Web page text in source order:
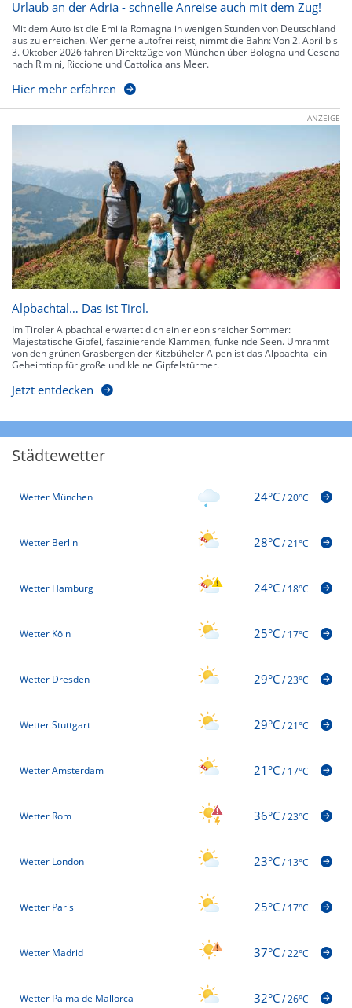
Urlaub an der Adria - schnelle Anreise auch mit dem Zug!
Mit dem Auto ist die Emilia Romagna in wenigen Stunden von Deutschland
aus zu erreichen. Wer gerne autofrei reist, nimmt die Bahn: Von 2. April bis
3. Oktober 2026 fahren Direktzüge von München über Bologna und Cesena
nach Rimini, Riccione und Cattolica ans Meer.
Hier mehr erfahren
ANZEIGE
Alpbachtal… Das ist Tirol.
Im Tiroler Alpbachtal erwartet dich ein erlebnisreicher Sommer:
Majestätische Gipfel, faszinierende Klammen, funkelnde Seen. Umrahmt
von den grünen Grasbergen der Kitzbüheler Alpen ist das Alpbachtal ein
Geheimtipp für große und kleine Gipfelstürmer.
Jetzt entdecken
Städtewetter
Wetter München 24°C/20°C
Wetter Berlin 28°C/21°C
Wetter Hamburg 24°C/18°C
Wetter Köln 25°C/17°C
Wetter Dresden 29°C/23°C
Wetter Stuttgart 29°C/21°C
Wetter Amsterdam 21°C/17°C
Wetter Rom 36°C/23°C
Wetter London 23°C/13°C
Wetter Paris 25°C/17°C
Wetter Madrid 37°C/22°C
Wetter Palma de Mallorca 32°C/26°C